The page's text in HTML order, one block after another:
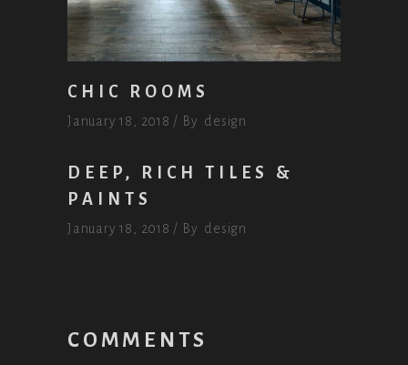
CHIC ROOMS
January 18, 2018 By design
DEEP, RICH TILES &
PAINTS
January 18, 2018 By design
COMMENTS